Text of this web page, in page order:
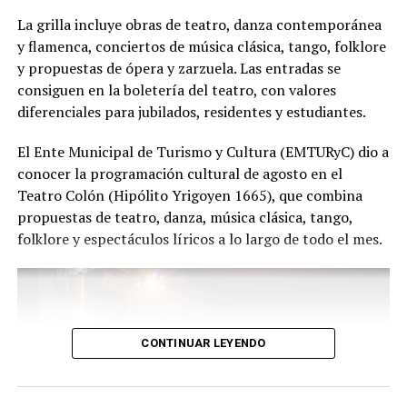
función hay meses de ensayo y un enorme trabajo en
equipo para emocionar y sorprender al
público", expresa Emmanuel Marín.
distinguida con los Premios Estrella de Mar 2024 y
2026 como Mejor Espectáculo de Danza y con el Premio
Faro de Oro 2024. Además, Emmanuel Marín y Lola
Gutiérrez Rey obtuvieron el subcampeonato en el
Mundial de Tango de Buenos Aires.
realizar una gira por Europa. Además, recibió
la Declaración de Interés Cultural como Embajadores
La grilla incluye obras de teatro, danza contemporánea
y flamenca, conciertos de música clásica, tango, folklore
y propuestas de ópera y zarzuela. Las entradas se
consiguen en la boletería del teatro, con valores
diferenciales para jubilados, residentes y estudiantes.
El Ente Municipal de Turismo y Cultura (EMTURyC) dio a
conocer la programación cultural de agosto en el
Teatro Colón (Hipólito Yrigoyen 1665), que combina
propuestas de teatro, danza, música clásica, tango,
folklore y espectáculos líricos a lo largo de todo el mes.
CONTINUAR LEYENDO